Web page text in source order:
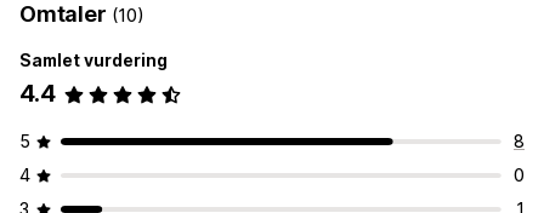
Omtaler (10)
Samlet vurdering
4.4
5
8
4
0
3
1